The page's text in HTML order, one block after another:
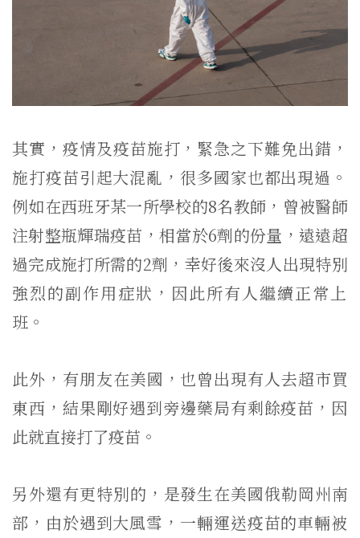
其實，疫情及疫苗施打，緊急之下難免出錯，
施打疫苗引起大混亂， 很多國家也都出現過。
例如在西班牙某一所學校的8名教師， 曾被醫師
注射整瓶輝瑞疫苗，相當於6劑的份量， 遠遠超
過完成施打所需的2劑， 幸好後來沒人出現特別
強烈的副作用症狀， 因此所有人繼續正常上
班。
此外，有朋友在美國，也曾出現有人去超市買
東西， 結果剛好遇到旁邊藥局有剩餘疫苗，因
此就直接打了疫苗。
另外還有更特別的，是發生在美國俄勒岡州南
部，由於遇到大風雪， 一輛運送疫苗的車輛被